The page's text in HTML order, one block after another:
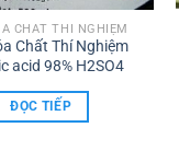
CHẤT THÍ NGHIỆM
Chất Thí Nghiệm
acid 98% H2SO4
ĐỌC TIẾP